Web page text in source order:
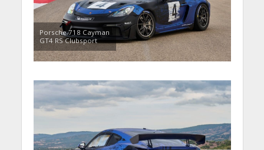
Porsche 718 Cayman
GT4 RS Clubsport